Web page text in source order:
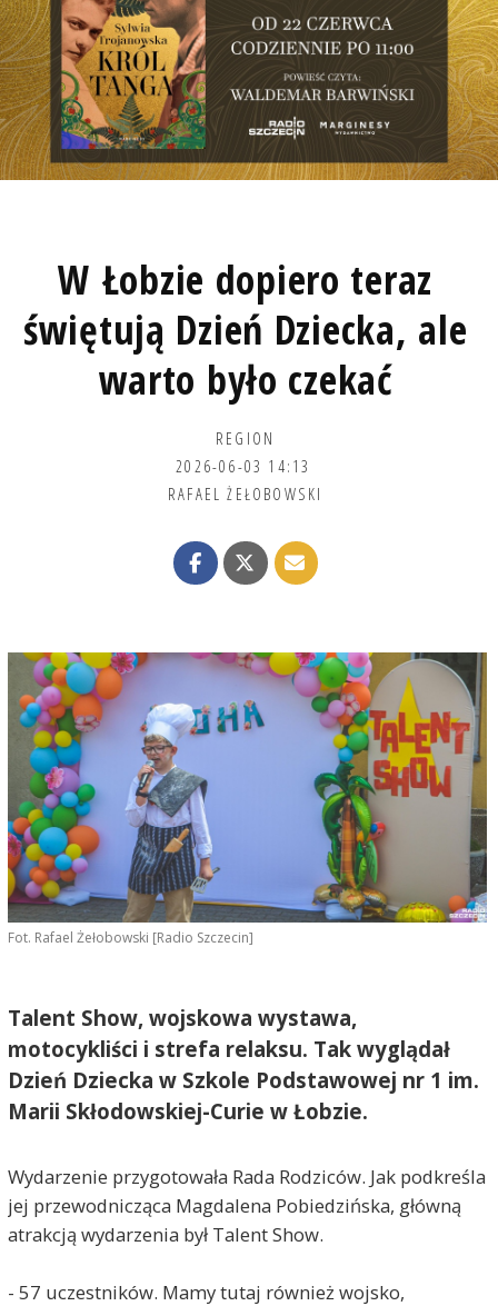
W Łobzie dopiero teraz
świętują Dzień Dziecka, ale
warto było czekać
REGION
2026-06-03 14:13
RAFAEL ŻEŁOBOWSKI
Fot. Rafael Żełobowski [Radio Szczecin]
Talent Show, wojskowa wystawa,
motocykliści i strefa relaksu. Tak wyglądał
Dzień Dziecka w Szkole Podstawowej nr 1 im.
Marii Skłodowskiej-Curie w Łobzie.
Wydarzenie przygotowała Rada Rodziców. Jak podkreśla
jej przewodnicząca Magdalena Pobiedzińska, główną
atrakcją wydarzenia był Talent Show.
- 57 uczestników. Mamy tutaj również wojsko,